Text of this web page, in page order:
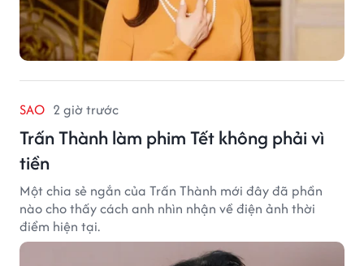
SAO 2 giờ trước
Trấn Thành làm phim Tết không phải vì
tiền
Một chia sẻ ngắn của Trấn Thành mới đây đã phần
nào cho thấy cách anh nhìn nhận về điện ảnh thời
điểm hiện tại.